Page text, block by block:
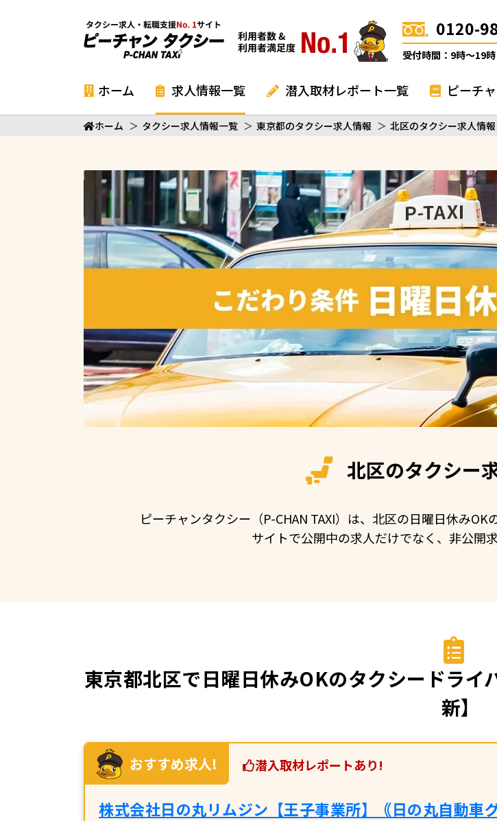
0120-
受付時間：9時〜19時
ホーム 求人情報一覧 潜入取材レポート一覧 ピーチ
ホーム ＞ タクシー求人情報一覧 ＞ 東京都のタクシー求人情報 ＞ 北区のタクシー求人情報
北区のタクシー
ピーチャンタクシー（P-CHAN TAXI）は、北区の日曜日休みOK
サイトで公開中の求人だけでなく、非公開
東京都北区で日曜日休みOKのタクシードラ
新】
おすすめ求人! 潜入取材レポートあり!
株式会社日の丸リムジン【王子事業所】｟日の丸自動車